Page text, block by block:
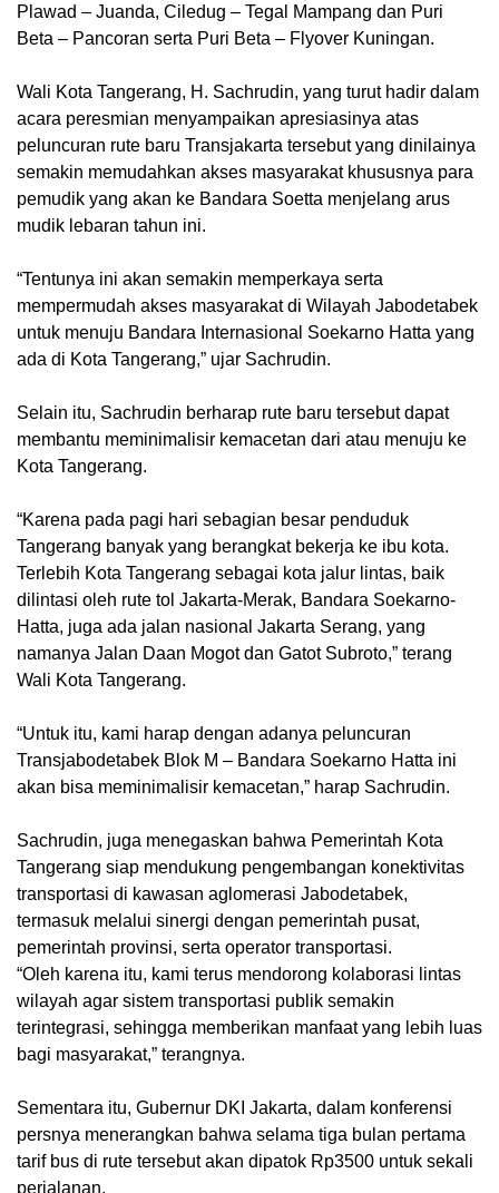
Plawad – Juanda, Ciledug – Tegal Mampang dan Puri
Beta – Pancoran serta Puri Beta – Flyover Kuningan.
Wali Kota Tangerang, H. Sachrudin, yang turut hadir dalam
acara peresmian menyampaikan apresiasinya atas
peluncuran rute baru Transjakarta tersebut yang dinilainya
semakin memudahkan akses masyarakat khususnya para
pemudik yang akan ke Bandara Soetta menjelang arus
mudik lebaran tahun ini.
“Tentunya ini akan semakin memperkaya serta
mempermudah akses masyarakat di Wilayah Jabodetabek
untuk menuju Bandara Internasional Soekarno Hatta yang
ada di Kota Tangerang,” ujar Sachrudin.
Selain itu, Sachrudin berharap rute baru tersebut dapat
membantu meminimalisir kemacetan dari atau menuju ke
Kota Tangerang.
“Karena pada pagi hari sebagian besar penduduk
Tangerang banyak yang berangkat bekerja ke ibu kota.
Terlebih Kota Tangerang sebagai kota jalur lintas, baik
dilintasi oleh rute tol Jakarta-Merak, Bandara Soekarno-
Hatta, juga ada jalan nasional Jakarta Serang, yang
namanya Jalan Daan Mogot dan Gatot Subroto,” terang
Wali Kota Tangerang.
“Untuk itu, kami harap dengan adanya peluncuran
Transjabodetabek Blok M – Bandara Soekarno Hatta ini
akan bisa meminimalisir kemacetan,” harap Sachrudin.
Sachrudin, juga menegaskan bahwa Pemerintah Kota
Tangerang siap mendukung pengembangan konektivitas
transportasi di kawasan aglomerasi Jabodetabek,
termasuk melalui sinergi dengan pemerintah pusat,
pemerintah provinsi, serta operator transportasi.
“Oleh karena itu, kami terus mendorong kolaborasi lintas
wilayah agar sistem transportasi publik semakin
terintegrasi, sehingga memberikan manfaat yang lebih luas
bagi masyarakat,” terangnya.
Sementara itu, Gubernur DKI Jakarta, dalam konferensi
persnya menerangkan bahwa selama tiga bulan pertama
tarif bus di rute tersebut akan dipatok Rp3500 untuk sekali
perjalanan.